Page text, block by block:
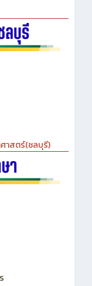
าสตร์(ชลบุรี)